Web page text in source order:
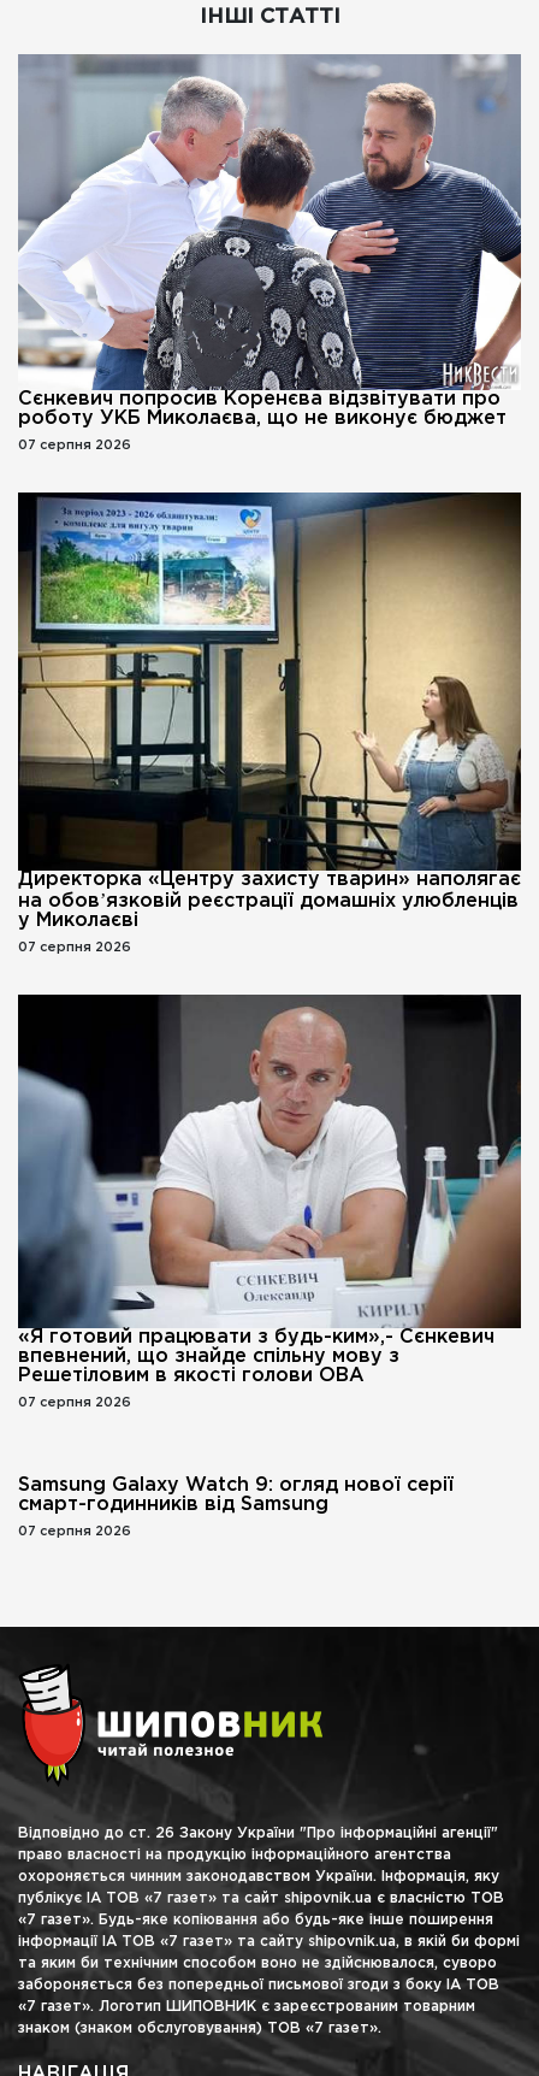
ІНШІ СТАТТІ
Сєнкевич попросив Коренєва відзвітувати про
роботу УКБ Миколаєва, що не виконує бюджет
07 серпня 2026
Директорка «Центру захисту тварин» наполягає
на обовʼязковій реєстрації домашніх улюбленців
у Миколаєві
07 серпня 2026
«Я готовий працювати з будь-ким»,- Сєнкевич
впевнений, що знайде спільну мову з
Решетіловим в якості голови ОВА
07 серпня 2026
Samsung Galaxy Watch 9: огляд нової серії
смарт-годинників від Samsung
07 серпня 2026
Відповідно до ст. 26 Закону України "Про інформаційні агенції"
право власності на продукцію інформаційного агентства
охороняється чинним законодавством України. Інформація, яку
публікує ІА ТОВ «7 газет» та сайт shipovnik.ua є власністю ТОВ
«7 газет». Будь-яке копіювання або будь-яке інше поширення
інформації ІА ТОВ «7 газет» та сайту shipovnik.ua, в якій би формі
та яким би технічним способом воно не здійснювалося, суворо
забороняється без попередньої письмової згоди з боку ІА ТОВ
«7 газет». Логотип ШИПОВНИК є зареєстрованим товарним
знаком (знаком обслуговування) ТОВ «7 газет».